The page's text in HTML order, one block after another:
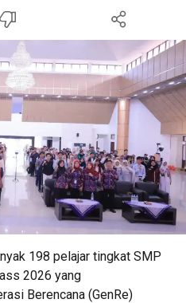
198 pelajar tingkat SMP
2026 yang
Berencana (GenRe)